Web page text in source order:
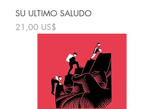
SU ULTIMO SALUDO
Precio
21,00 US$